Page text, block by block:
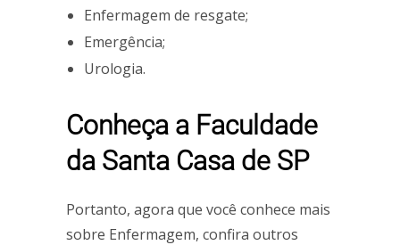
Enfermagem de resgate;
Emergência;
Urologia.
Conheça a Faculdade
da Santa Casa de SP
Portanto, agora que você conhece mais
sobre Enfermagem, confira outros